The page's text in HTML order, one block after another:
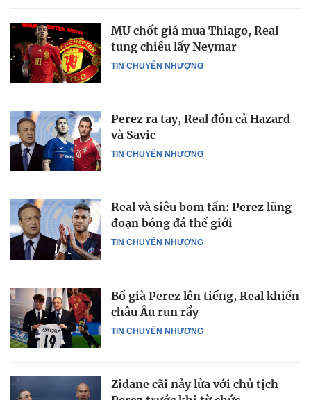
TIN CHUYỂN NHƯỢNG
MU chốt giá mua Thiago, Real
tung chiêu lấy Neymar
TIN CHUYỂN NHƯỢNG
Perez ra tay, Real đón cả Hazard
và Savic
TIN CHUYỂN NHƯỢNG
Real và siêu bom tấn: Perez lũng
đoạn bóng đá thế giới
TIN CHUYỂN NHƯỢNG
Bố già Perez lên tiếng, Real khiến
châu Âu run rẩy
Zidane cãi nảy lửa với chủ tịch